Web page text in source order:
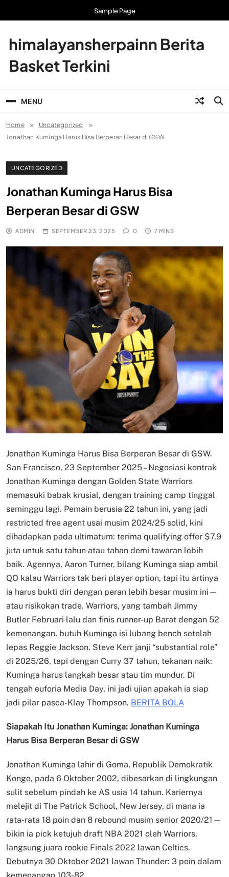
Sample Page
himalayansherpainn Berita
Basket Terkini
MENU
Home
Uncategorized
Jonathan Kuminga Harus Bisa Berperan Besar di GSW
UNCATEGORIZED
Jonathan Kuminga Harus Bisa
Berperan Besar di GSW
ADMIN SEPTEMBER 23, 2025 0 7 MINS
Jonathan Kuminga Harus Bisa Berperan Besar di GSW.
San Francisco, 23 September 2025 – Negosiasi kontrak
Jonathan Kuminga dengan Golden State Warriors
memasuki babak krusial, dengan training camp tinggal
seminggu lagi. Pemain berusia 22 tahun ini, yang jadi
restricted free agent usai musim 2024/25 solid, kini
dihadapkan pada ultimatum: terima qualifying offer $7,9
juta untuk satu tahun atau tahan demi tawaran lebih
baik. Agennya, Aaron Turner, bilang Kuminga siap ambil
QO kalau Warriors tak beri player option, tapi itu artinya
ia harus bukti diri dengan peran lebih besar musim ini—
atau risikokan trade. Warriors, yang tambah Jimmy
Butler Februari lalu dan finis runner-up Barat dengan 52
kemenangan, butuh Kuminga isi lubang bench setelah
lepas Reggie Jackson. Steve Kerr janji “substantial role”
di 2025/26, tapi dengan Curry 37 tahun, tekanan naik:
Kuminga harus langkah besar atau tim mundur. Di
tengah euforia Media Day, ini jadi ujian apakah ia siap
jadi pilar pasca-Klay Thompson. BERITA BOLA
Siapakah Itu Jonathan Kuminga: Jonathan Kuminga
Harus Bisa Berperan Besar di GSW
Jonathan Kuminga lahir di Goma, Republik Demokratik
Kongo, pada 6 Oktober 2002, dibesarkan di lingkungan
sulit sebelum pindah ke AS usia 14 tahun. Kariernya
melejit di The Patrick School, New Jersey, di mana ia
rata-rata 18 poin dan 8 rebound musim senior 2020/21—
bikin ia pick ketujuh draft NBA 2021 oleh Warriors,
langsung juara rookie Finals 2022 lawan Celtics.
Debutnya 30 Oktober 2021 lawan Thunder: 3 poin dalam
kemenangan 103-82.